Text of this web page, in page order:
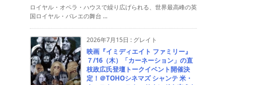
ロイヤル・オペラ・ハウスで繰り広げられる、世界最高峰の英
国ロイヤル・バレエの舞台 ...
2026年7月15日 : グレイト
映画『イミディエイト ファミリー』
７/16（木）「カーネーション」の直
枝政広氏登壇トークイベント開催決
定！＠TOHOシネマズ シャンテ 米・